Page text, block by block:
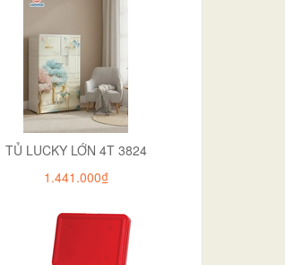
TỦ LUCKY LỚN 4T 3824
1.441.000₫